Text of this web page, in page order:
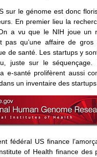
sur le génome est donc
En premier lieu la
a vu que le NIH joue un
pas qu’une affaire de
de santé. Les startups y
juste sur le séquençage.
e-santé prolifèrent aussi
un inventaire des
fédéral US finance
of Health finance des